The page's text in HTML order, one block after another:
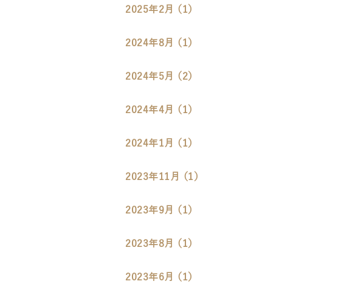
2025年2月 （1）
2024年8月 （1）
2024年5月 （2）
2024年4月 （1）
2024年1月 （1）
2023年11月 （1）
2023年9月 （1）
2023年8月 （1）
2023年6月 （1）